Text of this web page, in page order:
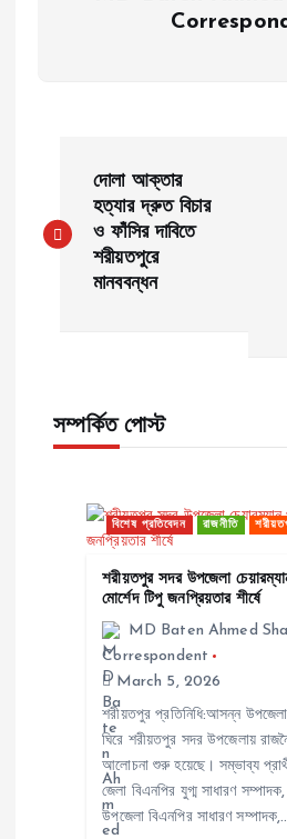
o
a
দোলা আক্তার
হত্যার দ্রুত বিচার
ও ফাঁসির দাবিতে
শরীয়তপুরে
মানববন্ধন
সম্পর্কিত পোস্ট
বিশেষ প্রতিবেদন রাজনীতি
শরীয়তপুর সদর উপজেলা
মোর্শেদ টিপু জনপ্রিয়তার শীর্ষে
MD Baten Ahmed
Correspondent
March 5, 2026
শরীয়তপুর প্রতিনিধি:আসন্ন উপজেলা
ঘিরে শরীয়তপুর সদর উপজেলায়
আলোচনা শুরু হয়েছে। সম্ভাব্য
জেলা বিএনপির যুগ্ম সাধারণ
উপজেলা বিএনপির সাধারণ